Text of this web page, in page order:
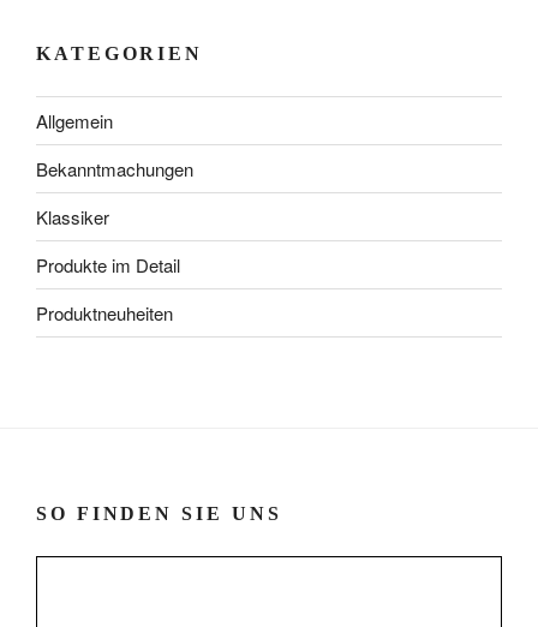
KATEGORIEN
Allgemein
Bekanntmachungen
Klassiker
Produkte im Detail
Produktneuheiten
SO FINDEN SIE UNS